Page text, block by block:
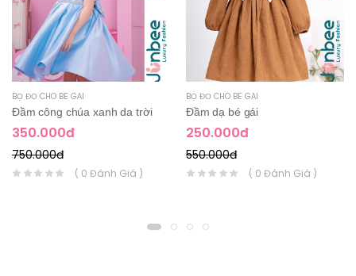
BỘ ĐỒ CHO BÉ GÁI
Đầm công chúa xanh da trời
350.000đ
750.000đ
( 0 Đánh Giá )
BỘ ĐỒ CHO BÉ GÁI
Đầm dạ bé gái
250.000đ
550.000đ
( 0 Đánh Giá )